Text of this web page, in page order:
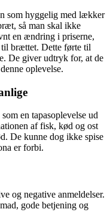
som hyggelig med lækker
så man skal ikke
en ændring i priserne,
brættet. Dette førte til
De giver udtryk for, at de
oplevelse.
en tapasoplevelse ud
af fisk, kød og ost
De kunne dog ikke spise
er forbi.
og negative anmeldelser.
gode betjening og